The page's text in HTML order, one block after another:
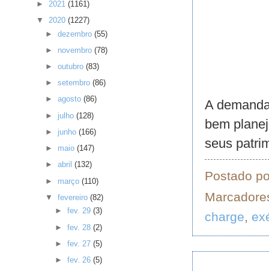
A
bem
seus
Postado
charge,
► 2021 (1161)
▼ 2020 (1227)
►dezembro(55)
► novembro(78)
►outubro(83)
►setembro(86)
►agosto(86)
► julho(128)
► junho(166)
► maio(147)
►abril(132)
► março(110)
▼fevereiro(82)
► fev. 29 (3)
► fev. 28 (2)
► fev. 27 (5)
► fev. 26 (5)